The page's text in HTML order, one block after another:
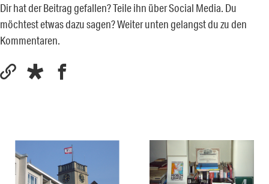
Dir hat der Beitrag gefallen? Teile ihn über Social Media. Du
möchtest etwas dazu sagen? Weiter unten gelangst du zu den
Kommentaren.